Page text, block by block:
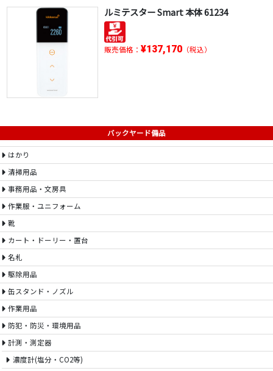
ルミテスター Smart 本体 61234
販売価格： ¥137,170（税込）
バックヤード備品
はかり
清掃用品
事務用品・文房具
作業服・ユニフォーム
靴
カート・ドーリー・置台
名札
駆除用品
缶スタンド・ノズル
作業用品
防犯・防災・環境用品
計測・測定器
濃度計(塩分・CO2等)